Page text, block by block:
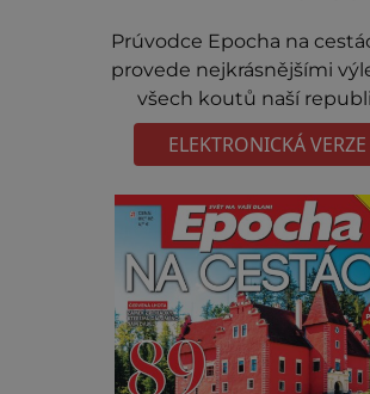
Prúvodce Epocha na
provede nejkrásnějšími
všech koutů naší
ELEKTRONICKÁ VERZE